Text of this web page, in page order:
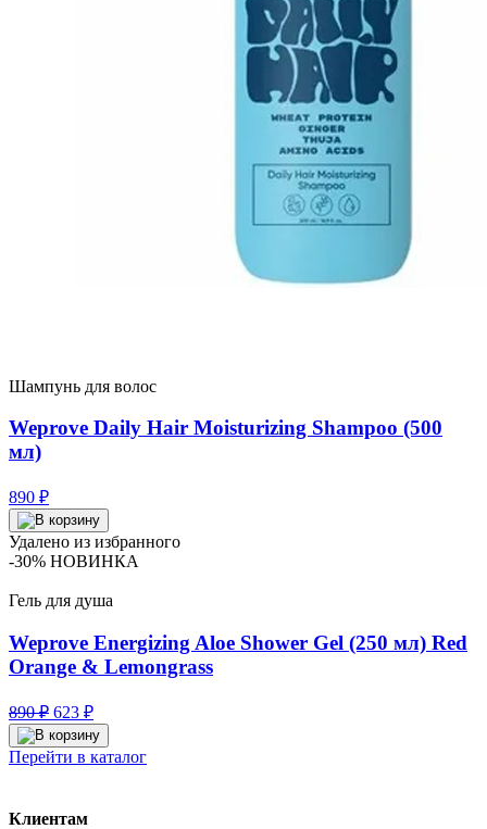
Шампунь для волос
Weprove Daily Hair Moisturizing Shampoo (500
мл)
890 ₽
Удалено из избранного
-30% НОВИНКА
Гель для душа
Weprove Energizing Aloe Shower Gel (250 мл) Red
Orange & Lemongrass
890₽ Первоначальная
цена
составляла
890 ₽.
623 ₽Текущая
цена:
623 ₽.
Перейти в каталог
Клиентам